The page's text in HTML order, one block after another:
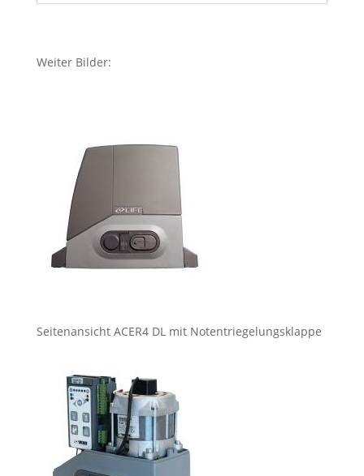
Weiter Bilder:
Seitenansicht ACER4 DL mit Notentriegelungsklappe